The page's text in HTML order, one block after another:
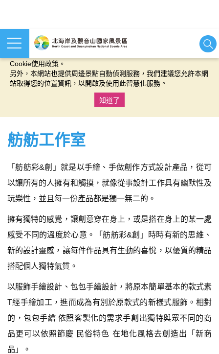
本網站使用cookies等相關技術以持續優化網站服務，並有助於為
Cookie使用政策。
另外，本網站也提供周邊景點自動偵測服務，我們建議您允許本網
站取得您的位置資訊，以開啟及使用此智慧化服務。
知道了
舫舫工作室
「舫舫彩&創」就是以手繪、手做創作方式設計產品，從可
以讓所有的人擁有和觸摸，就像從事設計工作具有幽默性及
玩樂性，並且每一份產品都是獨一無二的。
擁有獨特的感覺，讓創意穿在身上，或是搭在身上的某一處
感受不同的溫度於心意。「舫舫彩&創」時時有新的思維、
新的設計靈感，讓每件作品具有生動的喜悅，以優質的精品
搭配個人獨特氣質。
以服飾手繪設計、包包手繪設計，將原本簡單基本的款式素
T經手繪加工，進而成為有別於原款式的新樣式服飾。相對
的，包包手繪 依照客製化的需求手創出獨特與眾不同的商
品更可以依照節慶 民俗特色 在地化風格去創造出「新商
品」。